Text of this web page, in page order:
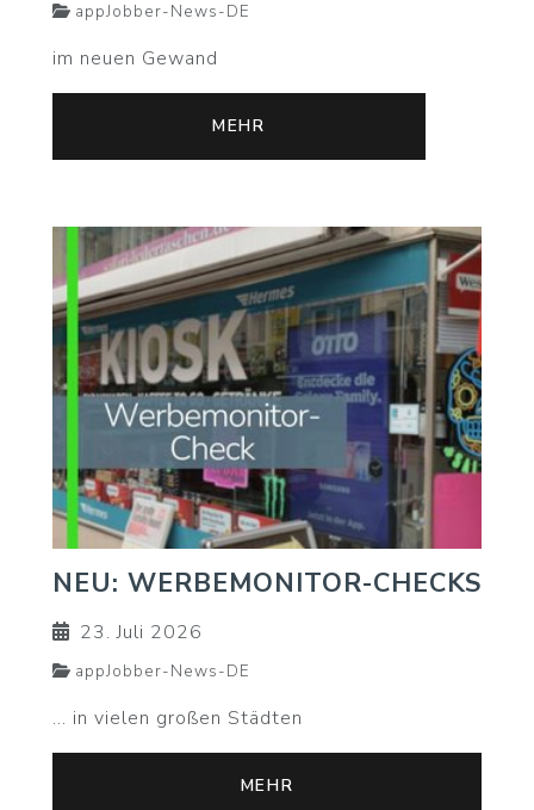
appJobber-News-DE
im neuen Gewand
MEHR
NEU: WERBEMONITOR-CHECKS
23. Juli 2026
appJobber-News-DE
... in vielen großen Städten
MEHR